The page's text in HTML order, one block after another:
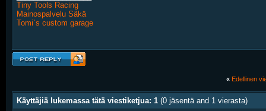
Tiny Tools Racing
Mainospalvelu Säkä
Tomi`s custom garage
« Edellinen
Käyttäjiä lukemassa tätä viestiketjua: 1 (0 jäsentä and 1 vierasta)